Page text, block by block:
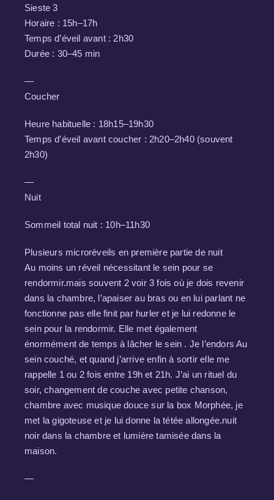
Sieste 3
Horaire : 15h–17h
Temps d’éveil avant : 2h30
Durée : 30–45 min
—
Coucher
Heure habituelle : 18h15–19h30
Temps d’éveil avant coucher : 2h20–2h40 (souvent
2h30)
—
Nuit
Sommeil total nuit : 10h–11h30
Plusieurs microréveils en première partie de nuit
Au moins un réveil nécessitant le sein pour se
rendormir.mais souvent 2 voir 3 fois où je dois revenir
dans la chambre, l’apaiser au bras ou en lui parlant ne
fonctionne pas elle finit par hurler et je lui redonne le
sein pour la rendormir. Elle met également
énormément de temps à lâcher le sein . Je l’endors Au
sein couché, et quand j’arrive enfin à sortir elle me
rappelle 1 ou 2 fois entre 19h et 21h. J’ai un rituel du
soir, changement de couche avec petite chanson,
chambre avec musique douce sur la box Morphée, je
met la gigoteuse et je lui donne la tétée allongée.nuit
noir dans la chambre et lumière tamisée dans la
maison.
—